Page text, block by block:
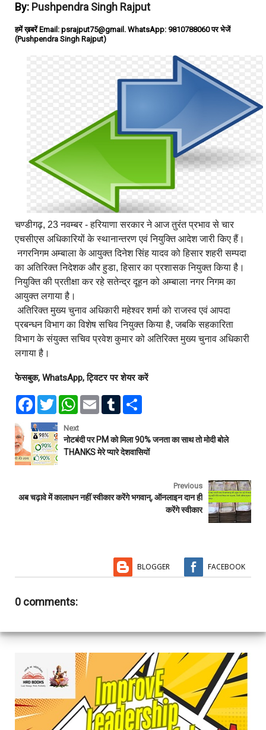
By: Pushpendra Singh Rajput
हमें ख़बरें Email: psrajput75@gmail. WhatsApp: 9810788060 पर भेजें
(Pushpendra Singh Rajput)
चण्डीगढ़, 23 नवम्बर - हरियाणा सरकार ने आज तुरंत प्रभाव से चार
एचसीएस अधिकारियों के स्थानान्तरण एवं नियुक्ति आदेश जारी किए हैं।
नगरनिगम अम्बाला के आयुक्त दिनेश सिंह यादव को हिसार शहरी सम्पदा
का अतिरिक्त निदेशक और हुडा, हिसार का प्रशासक नियुक्त किया है।
नियुक्ति की प्रतीक्षा कर रहे सतेन्द्र दूहन को अम्बाला नगर निगम का
आयुक्त लगाया है।
अतिरिक्त मुख्य चुनाव अधिकारी महेश्वर शर्मा को राजस्व एवं आपदा
प्रबन्धन विभाग का विशेष सचिव नियुक्त किया है, जबकि सहकारिता
विभाग के संयुक्त सचिव प्रवेश कुमार को अतिरिक्त मुख्य चुनाव अधिकारी
लगाया है।
फेसबुक, WhatsApp, ट्विटर पर शेयर करें
F
e
b
o
o
k
T
w
t
t
e
r
W
t
s
A
p
E
l
T
l
r
e
Next
नोटबंदी पर PM को मिला 90% जनता का साथ तो मोदी बोले
THANKS मेरे प्यारे देशवासियों
Previous
अब चढ़ावे में कालाधन नहीं स्वीकार करेंगे भगवान्, ऑनलाइन दान ही
करेंगे स्वीकार
BLOGGER FACEBOOK
0 comments: